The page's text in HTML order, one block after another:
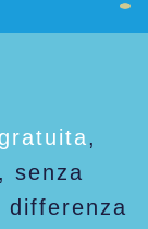
,
senza
differenza